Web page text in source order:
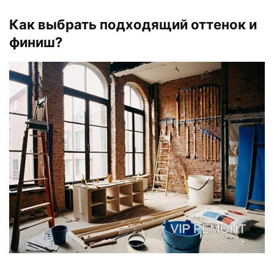
Как выбрать подходящий оттенок и
финиш?